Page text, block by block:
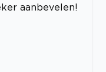
aanbevelen!